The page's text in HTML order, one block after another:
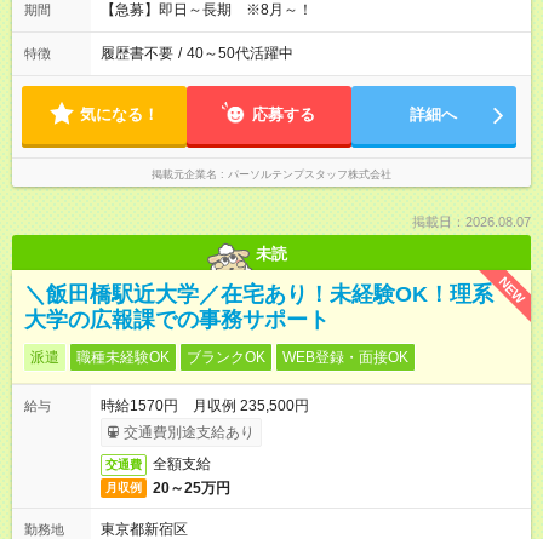
期間 【急募】即日～長期 ※8月～！
特徴 履歴書不要 / 40～50代活躍中
気になる！ 応募する 詳細へ
掲載元企業名 パーソルテンプスタッフ株式会社
掲載日：2026.08.07
未読
NEW
＼飯田橋駅近大学／在宅あり！未経験OK！理系
大学の広報課での事務サポート
派遣 職種未経験OK ブランクOK WEB登録・面接OK
給与
時給1570円 月収例 235,500円
交通費別途支給あり
交通費 全額支給
月収例 20～25万円
勤務地
東京都新宿区